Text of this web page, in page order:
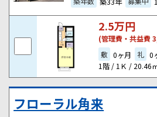
2.5万円
(管理費・共益費
敷 0ヶ月 礼 0
1階 / 1Ｋ / 20.46
フローラル角来